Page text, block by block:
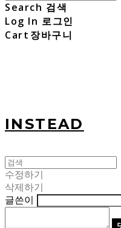
Search 검색
Log In 로그인
Cart 장바구니
INSTEAD
수정하기
삭제하기
글쓴이